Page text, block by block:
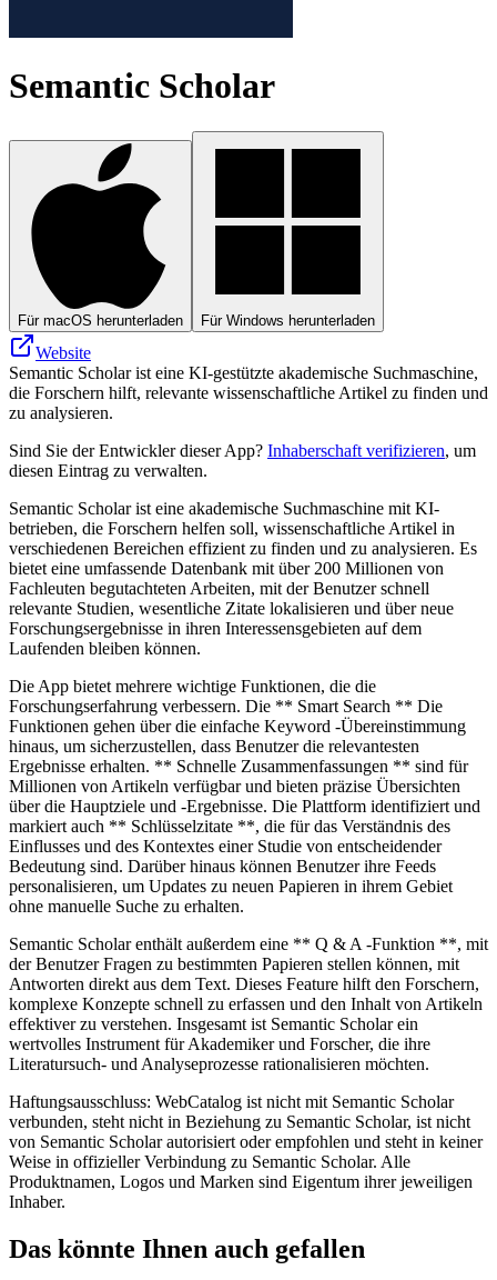
Semantic Scholar
Für macOS herunterladen Für Windows herunterladen
Website
Semantic Scholar ist eine KI-gestützte akademische Suchmaschine,
die Forschern hilft, relevante wissenschaftliche Artikel zu finden und
zu analysieren.
Sind Sie der Entwickler dieser App? Inhaberschaft verifizieren, um
diesen Eintrag zu verwalten.
Semantic Scholar ist eine akademische Suchmaschine mit KI-
betrieben, die Forschern helfen soll, wissenschaftliche Artikel in
verschiedenen Bereichen effizient zu finden und zu analysieren. Es
bietet eine umfassende Datenbank mit über 200 Millionen von
Fachleuten begutachteten Arbeiten, mit der Benutzer schnell
relevante Studien, wesentliche Zitate lokalisieren und über neue
Forschungsergebnisse in ihren Interessensgebieten auf dem
Laufenden bleiben können.
Die App bietet mehrere wichtige Funktionen, die die
Forschungserfahrung verbessern. Die ** Smart Search ** Die
Funktionen gehen über die einfache Keyword -Übereinstimmung
hinaus, um sicherzustellen, dass Benutzer die relevantesten
Ergebnisse erhalten. ** Schnelle Zusammenfassungen ** sind für
Millionen von Artikeln verfügbar und bieten präzise Übersichten
über die Hauptziele und -Ergebnisse. Die Plattform identifiziert und
markiert auch ** Schlüsselzitate **, die für das Verständnis des
Einflusses und des Kontextes einer Studie von entscheidender
Bedeutung sind. Darüber hinaus können Benutzer ihre Feeds
personalisieren, um Updates zu neuen Papieren in ihrem Gebiet
ohne manuelle Suche zu erhalten.
Semantic Scholar enthält außerdem eine ** Q & A -Funktion **, mit
der Benutzer Fragen zu bestimmten Papieren stellen können, mit
Antworten direkt aus dem Text. Dieses Feature hilft den Forschern,
komplexe Konzepte schnell zu erfassen und den Inhalt von Artikeln
effektiver zu verstehen. Insgesamt ist Semantic Scholar ein
wertvolles Instrument für Akademiker und Forscher, die ihre
Literatursuch- und Analyseprozesse rationalisieren möchten.
Haftungsausschluss: WebCatalog ist nicht mit Semantic Scholar
verbunden, steht nicht in Beziehung zu Semantic Scholar, ist nicht
von Semantic Scholar autorisiert oder empfohlen und steht in keiner
Weise in offizieller Verbindung zu Semantic Scholar. Alle
Produktnamen, Logos und Marken sind Eigentum ihrer jeweiligen
Inhaber.
Das könnte Ihnen auch gefallen